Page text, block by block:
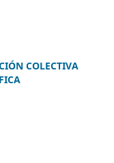
COLECTIVA